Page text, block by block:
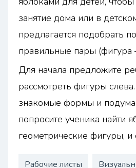
занятие дома или в
предлагается подобрать
правильные пары (фигура
Для начала предложите
рассмотреть фигуры
знакомые формы и
попросите ученика найти
геометрические фигуры,
Рабочие листы